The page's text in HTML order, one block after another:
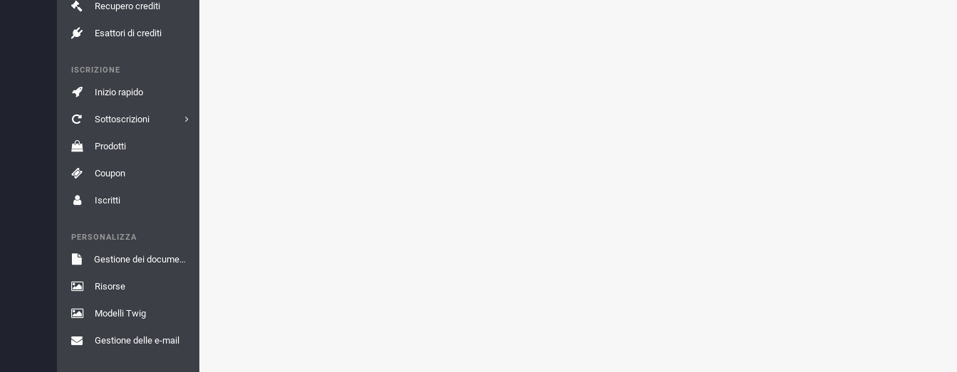
Recupero crediti
Esattori di crediti
ISCRIZIONE
Inizio rapido
Sottoscrizioni
Prodotti
Coupon
Iscritti
PERSONALIZZA
Gestione dei documenti
Risorse
Modelli Twig
Gestione delle e-mail